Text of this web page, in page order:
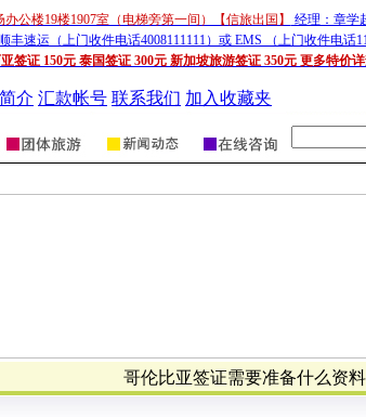
公楼19楼1907室（电梯旁第一间）【信旅出国】 经理：章学
丰速运（上门收件电话4008111111）或 EMS （上门收件电话
签证 150元 泰国签证 300元 新加坡旅游签证 350元 更多特价
介 汇款帐号 联系我们 加入收藏夹
哥伦比亚签证需要准备什么资料